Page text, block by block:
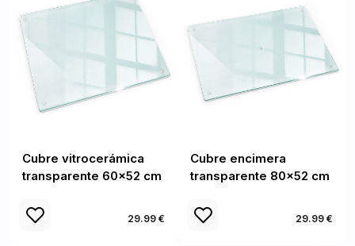
Cubre vitrocerámica
transparente 60x52 cm
29.99 €
Cubre encimera
transparente 80x52 cm
29.99 €